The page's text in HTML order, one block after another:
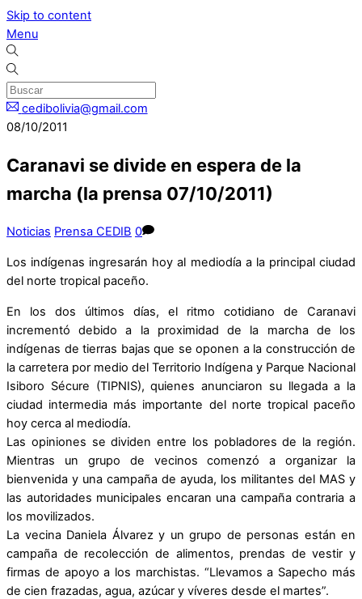
Skip to content
Menu
cedibolivia@gmail.com
08/10/2011
Caranavi se divide en espera de la
marcha (la prensa 07/10/2011)
Noticias Prensa CEDIB 0
Los indígenas ingresarán hoy al mediodía a la principal ciudad
del norte tropical paceño.
En los dos últimos días, el ritmo cotidiano de Caranavi
incrementó debido a la proximidad de la marcha de los
indígenas de tierras bajas que se oponen a la construcción de
la carretera por medio del Territorio Indígena y Parque Nacional
Isiboro Sécure (TIPNIS), quienes anunciaron su llegada a la
ciudad intermedia más importante del norte tropical paceño
hoy cerca al mediodía.
Las opiniones se dividen entre los pobladores de la región.
Mientras un grupo de vecinos comenzó a organizar la
bienvenida y una campaña de ayuda, los militantes del MAS y
las autoridades municipales encaran una campaña contraria a
los movilizados.
La vecina Daniela Álvarez y un grupo de personas están en
campaña de recolección de alimentos, prendas de vestir y
firmas de apoyo a los marchistas. “Llevamos a Sapecho más
de cien frazadas, agua, azúcar y víveres desde el martes”.